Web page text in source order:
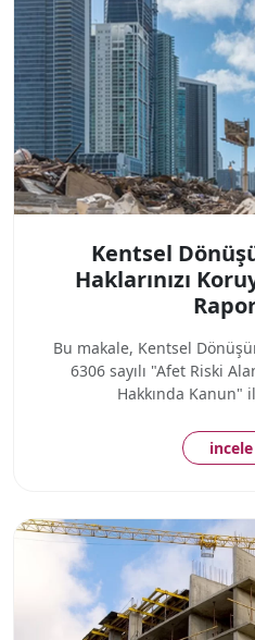
Kentsel
Haklarınızı
Bu makale, Kentsel
6306 sayılı "Afet Riski
Hakkında Kanun"
incele